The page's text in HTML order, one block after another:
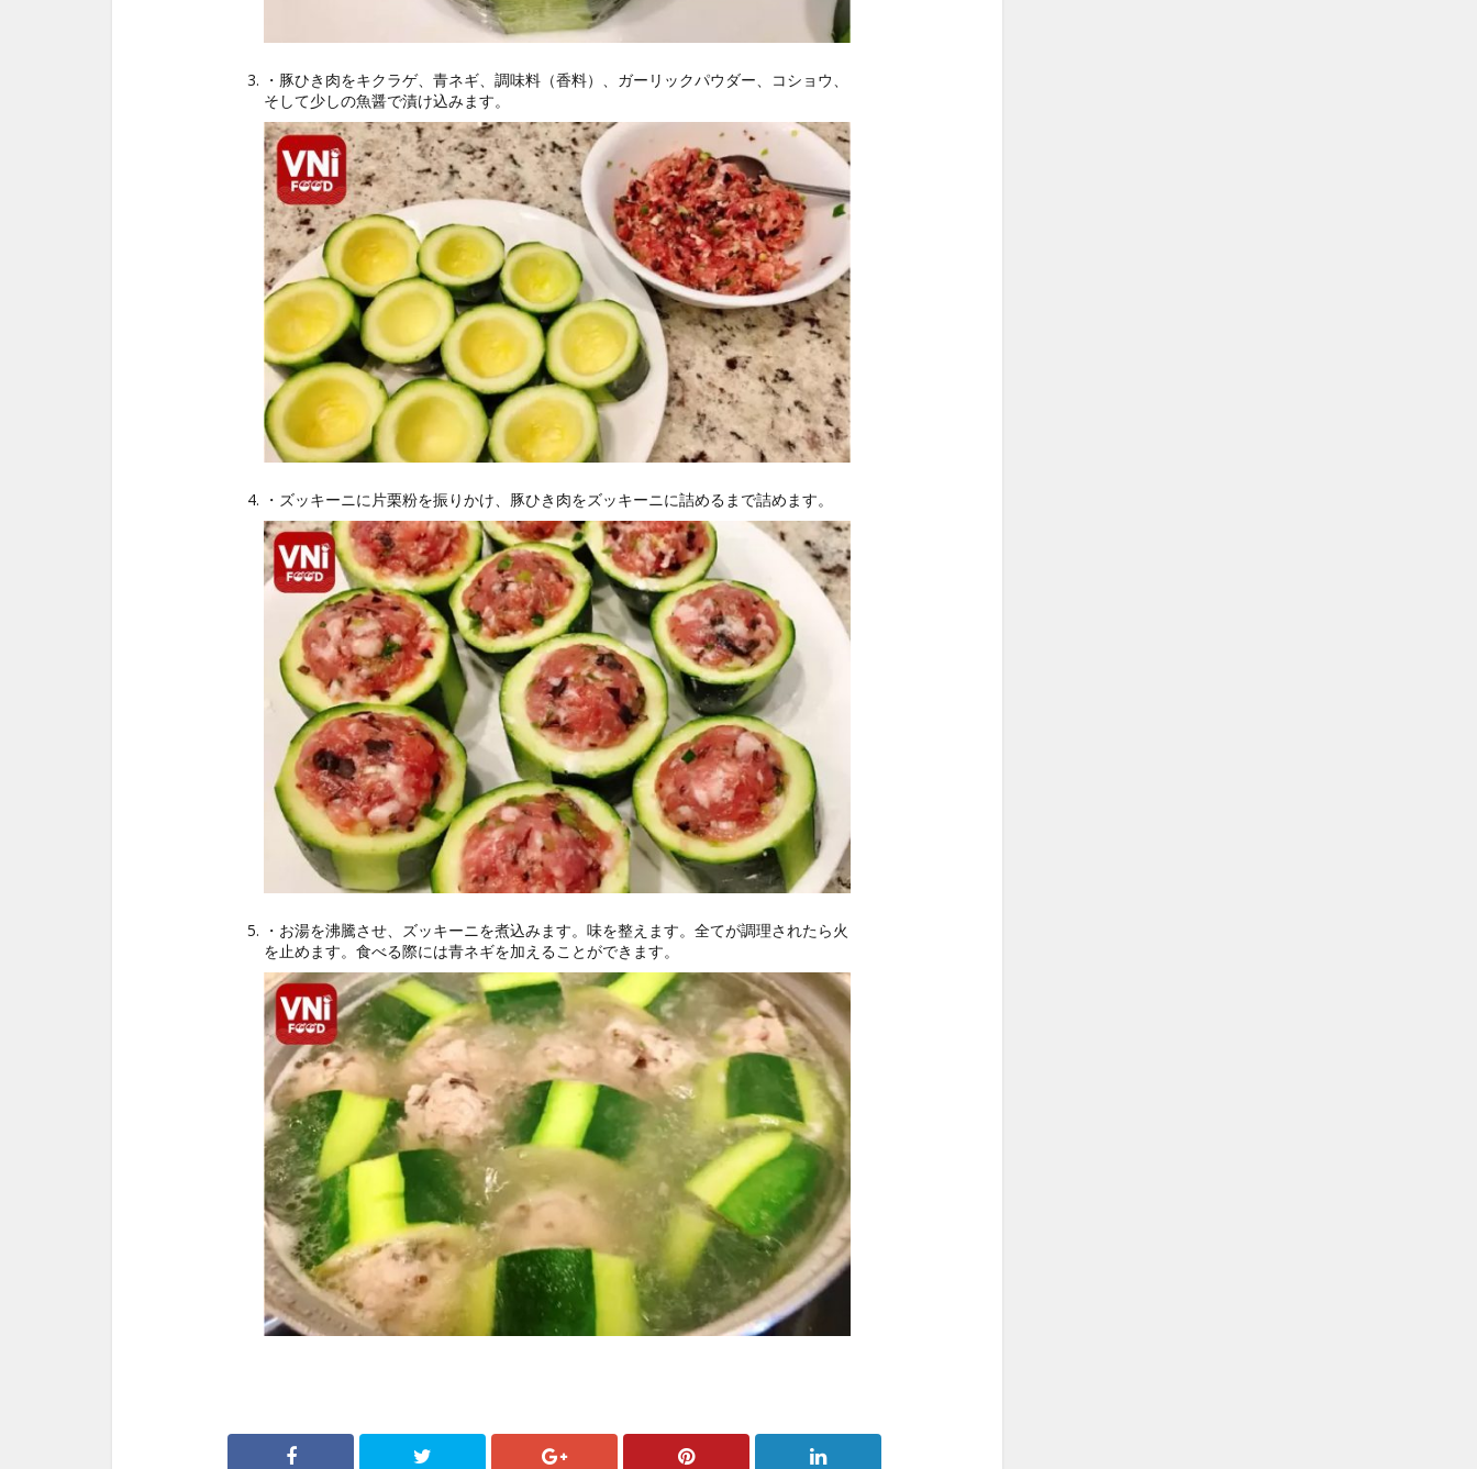
・豚ひき肉をキクラゲ、青ネギ、調味料（香料）、ガーリックパウダー、コショウ、
そして少しの魚醤で漬け込みます。
・ズッキーニに片栗粉を振りかけ、豚ひき肉をズッキーニに詰めるまで詰めます。
・お湯を沸騰させ、ズッキーニを煮込みます。味を整えます。全てが調理されたら火
を止めます。食べる際には青ネギを加えることができます。